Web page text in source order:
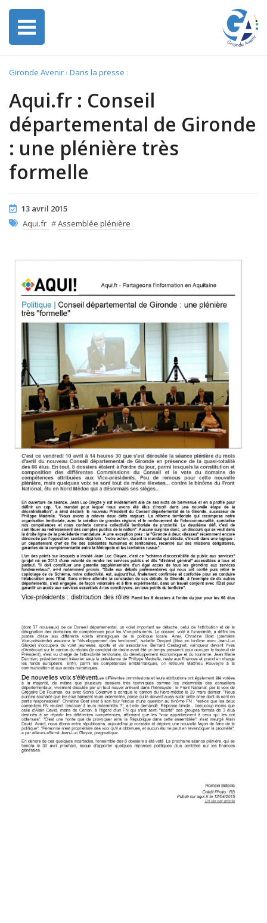
Gironde Avenir› Dans la presse :
Aqui.fr : Conseil
départemental de Gironde
: une plénière très
formelle
13 avril 2015
Aqui.fr #Assemblée plénière